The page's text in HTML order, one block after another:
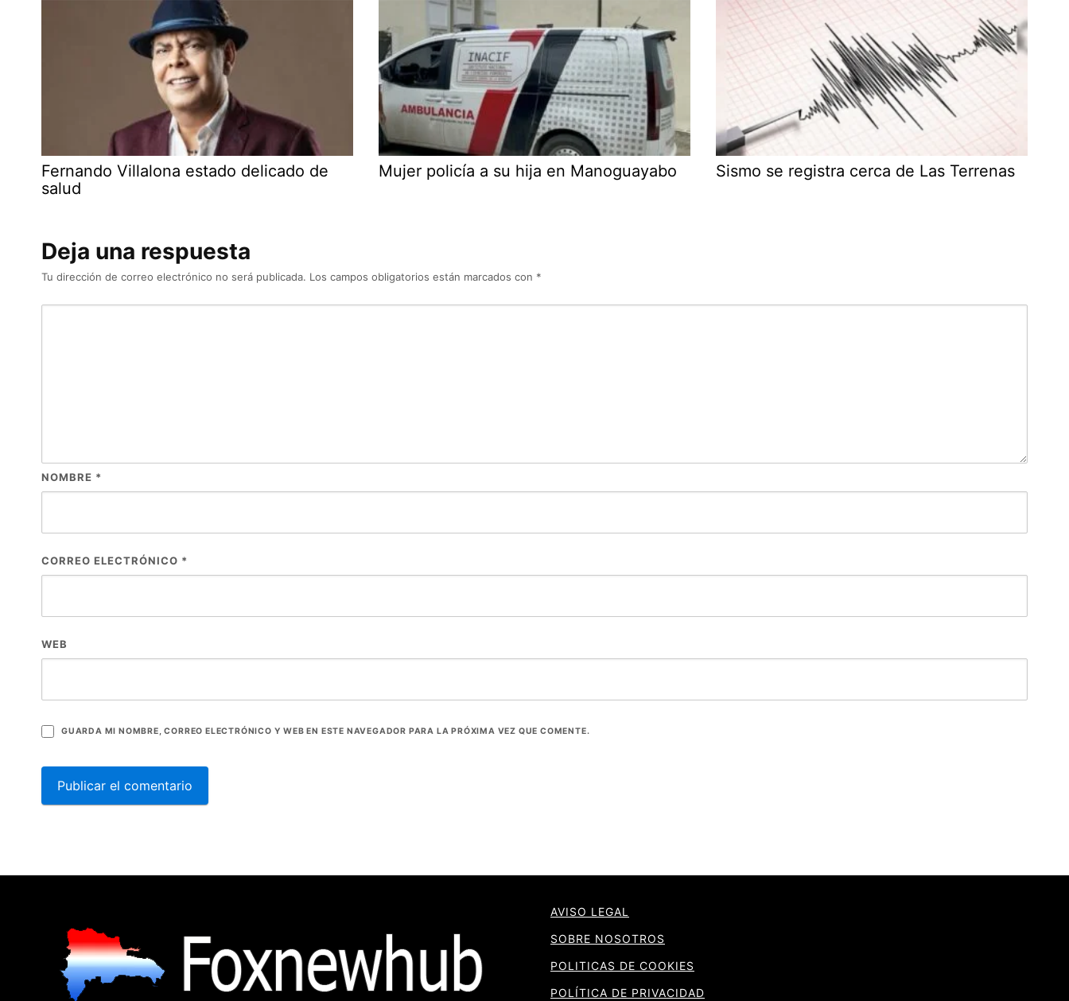
Fernando Villalona estado delicado de
salud
Mujer policía a su hija en Manoguayabo Sismo se registra cerca de Las Terrenas
Deja una respuesta
Tu dirección de correo electrónico no será publicada. Los campos obligatorios están marcados con *
NOMBRE *
CORREO ELECTRÓNICO *
WEB
GUARDA MI NOMBRE, CORREO ELECTRÓNICO Y WEB EN ESTE NAVEGADOR PARA LA PRÓXIMA VEZ QUE COMENTE.
AVISO LEGAL
SOBRE NOSOTROS
POLITICAS DE COOKIES
POLÍTICA DE PRIVACIDAD